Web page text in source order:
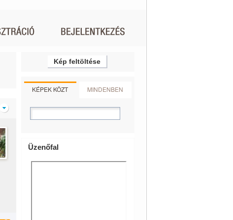
Kép feltöltése
KÉPEK KÖZT MINDENBEN
Üzenőfal